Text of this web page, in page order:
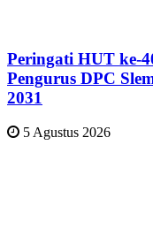
Peringati HUT ke-
Pengurus DPC
2031
5 Agustus 2026